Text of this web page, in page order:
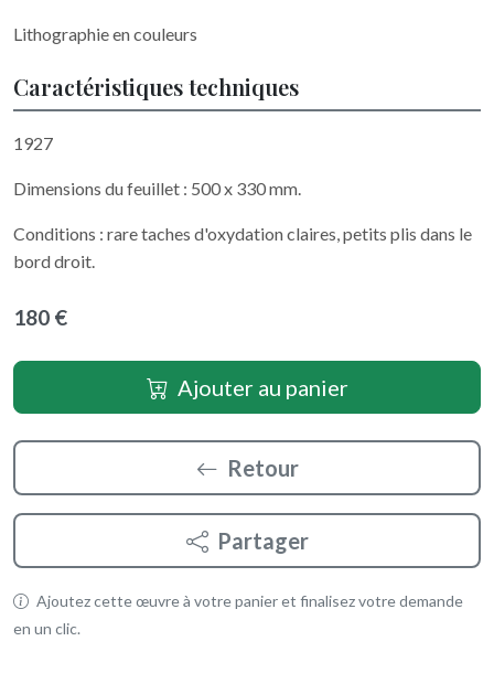
Lithographie en couleurs
Caractéristiques techniques
1927
Dimensions du feuillet : 500 x 330 mm.
Conditions : rare taches d'oxydation claires, petits plis dans le
bord droit.
180 €
Ajouter au panier
Retour
Partager
Ajoutez cette œuvre à votre panier et finalisez votre demande
en un clic.